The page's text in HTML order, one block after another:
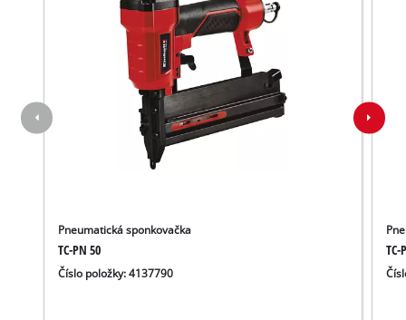
K načtení služby Google Maps
Pneumatická sponkovačka
TC-PN 50
Číslo položky: 4137790
TC-